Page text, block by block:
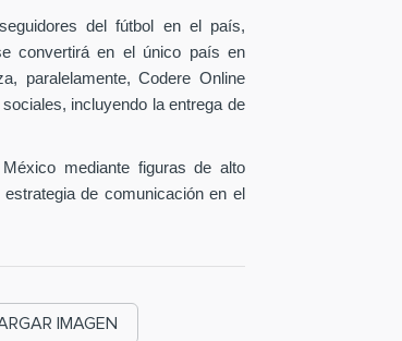
del fútbol en el país,
convertirá en el único país en
paralelamente, Codere Online
incluyendo la entrega de
mediante figuras de alto
de comunicación en el
IMAGEN